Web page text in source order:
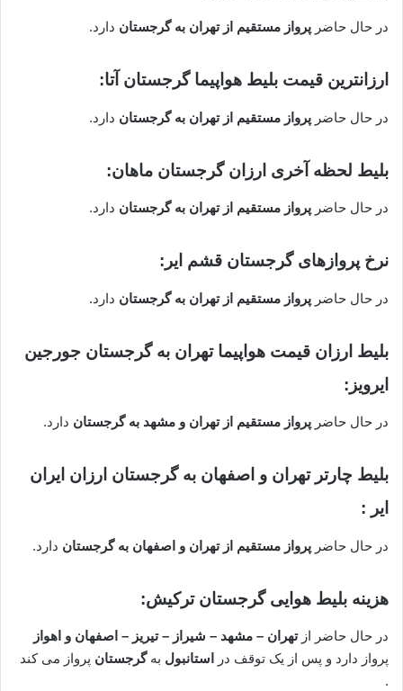
در حال حاضر پرواز مستقیم از تهران به گرجستان دارد.
ارزانترین قیمت بلیط هواپیما گرجستان آتا:
در حال حاضر پرواز مستقیم از تهران به گرجستان دارد.
بلیط لحظه آخری ارزان گرجستان ماهان:
در حال حاضر پرواز مستقیم از تهران به گرجستان دارد.
نرخ پروازهای گرجستان قشم ایر:
در حال حاضر پرواز مستقیم از تهران به گرجستان دارد.
بلیط ارزان قیمت هواپیما تهران به گرجستان جورجین
ایرویز:
در حال حاضر پرواز مستقیم از تهران و مشهد به گرجستان دارد.
بلیط چارتر تهران و اصفهان به گرجستان ارزان ایران
ایر :
در حال حاضر پرواز مستقیم از تهران و اصفهان به گرجستان دارد.
هزینه بلیط هوایی گرجستان ترکیش:
در حال حاضر ازتهران – مشهد – شیراز – تیریز – اصفهان و اهواز
پرواز دارد و پس از یک توقف در
استانبول بهگرجستان پرواز می کند
.